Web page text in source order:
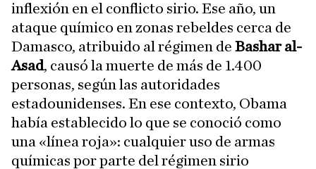
inflexión en el conflicto sirio. Ese año, un
ataque químico en zonas rebeldes cerca de
Damasco, atribuido al régimen de Bashar al-
Asad, causó la muerte de más de 1.400
personas, según las autoridades
estadounidenses. En ese contexto, Obama
había establecido lo que se conoció como
una «línea roja»: cualquier uso de armas
químicas por parte del régimen sirio